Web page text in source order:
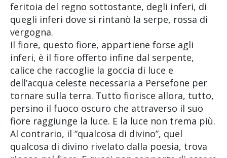
feritoia del regno sottostante, degli inferi, di
quegli inferi dove si rintanò la serpe, rossa di
vergogna.
Il fiore, questo fiore, appartiene forse agli
inferi, è il fiore offerto infine dal serpente,
calice che raccoglie la goccia di luce e
dell’acqua celeste necessaria a Persefone per
tornare sulla terra. Tutto fiorisce allora, tutto,
persino il fuoco oscuro che attraverso il suo
fiore raggiunge la luce. E la luce non trema più.
Al contrario, il “qualcosa di divino”, quel
qualcosa di divino rivelato dalla poesia, trova